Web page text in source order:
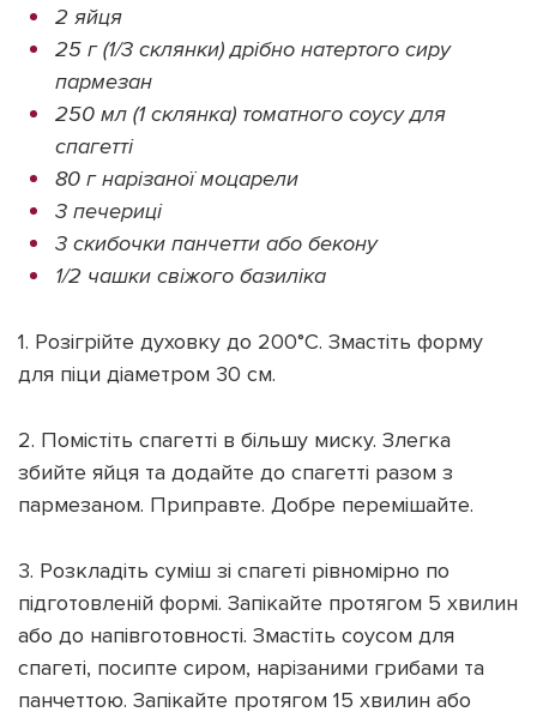
2 яйця
25 г (1/3 склянки) дрібно натертого сиру
пармезан
250 мл (1 склянка) томатного соусу для
спагетті
80 г нарізаної моцарели
3 печериці
3 скибочки панчетти або бекону
1/2 чашки свіжого базиліка
1. Розігрійте духовку до 200°C. Змастіть форму
для піци діаметром 30 см.
2. Помістіть спагетті в більшу миску. Злегка
збийте яйця та додайте до спагетті разом з
пармезаном. Приправте. Добре перемішайте.
3. Розкладіть суміш зі спагеті рівномірно по
підготовленій формі. Запікайте протягом 5 хвилин
або до напівготовності. Змастіть соусом для
спагеті, посипте сиром, нарізаними грибами та
панчеттою. Запікайте протягом 15 хвилин або